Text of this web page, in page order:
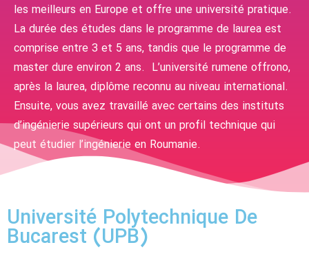
les meilleurs en Europe et offre une université pratique.
La durée des études dans le programme de laurea est
comprise entre 3 et 5 ans, tandis que le programme de
master dure environ 2 ans. L’université rumene offrono,
après la laurea, diplôme reconnu au niveau international.
Ensuite, vous avez travaillé avec certains des instituts
d’ingénierie supérieurs qui ont un profil technique qui
peut étudier l’ingénierie en Roumanie.
Université Polytechnique De
Bucarest (UPB)